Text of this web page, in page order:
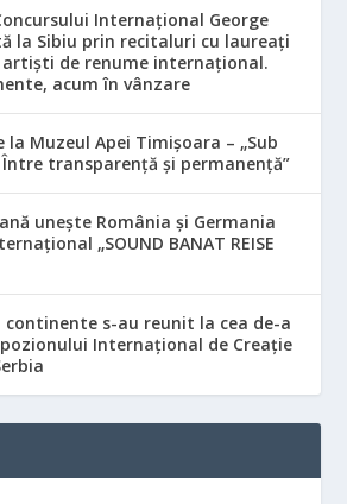
Internațional George
la Sibiu prin recitaluri cu laureați
de renume internațional.
acum în vânzare
la Muzeul Apei Timișoara – „Sub
transparență și permanență”
unește România și Germania
„SOUND BANAT REISE
s-au reunit la cea de-a
Internațional de Creație